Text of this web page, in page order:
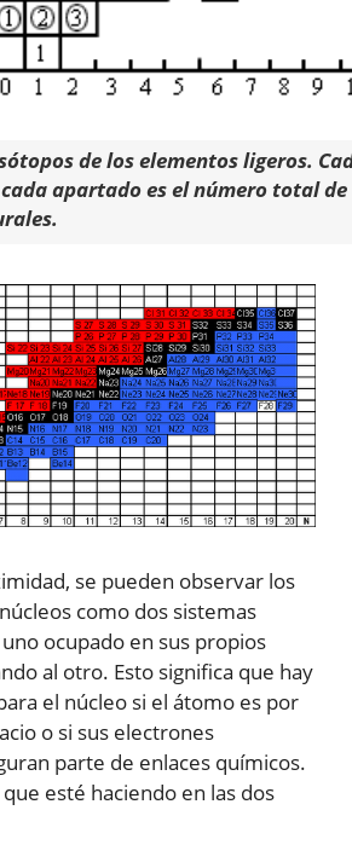
de los elementos ligeros.
apartado es el número total
se pueden observar los
como dos sistemas
ocupado en sus propios
al otro. Esto significa que hay
el núcleo si el átomo es por
o si sus electrones
parte de enlaces químicos.
esté haciendo en las dos